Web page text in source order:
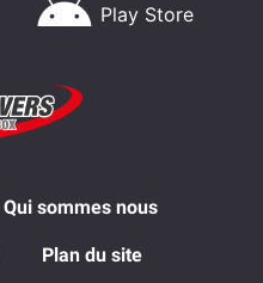
Play Store
Qui sommes nous
Plan du site